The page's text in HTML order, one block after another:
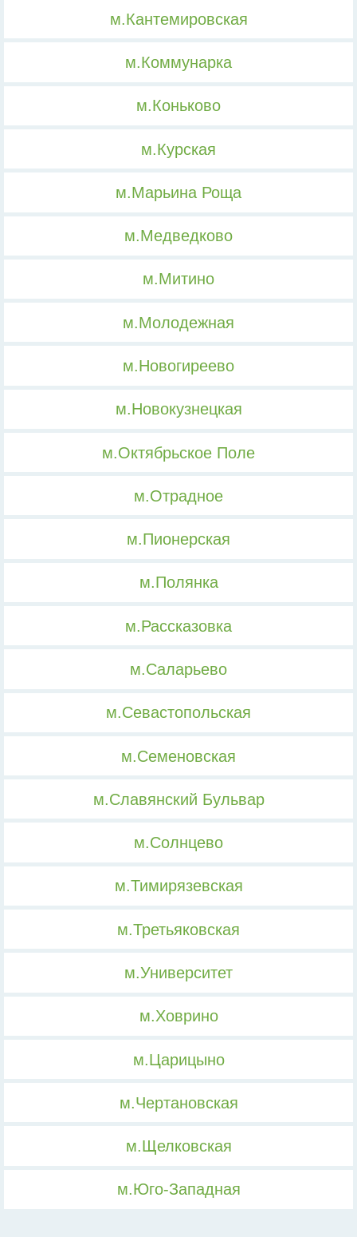
м.Кантемировская
м.Коммунарка
м.Коньково
м.Курская
м.Марьина Роща
м.Медведково
м.Митино
м.Молодежная
м.Новогиреево
м.Новокузнецкая
м.Октябрьское Поле
м.Отрадное
м.Пионерская
м.Полянка
м.Рассказовка
м.Саларьево
м.Севастопольская
м.Семеновская
м.Славянский Бульвар
м.Солнцево
м.Тимирязевская
м.Третьяковская
м.Университет
м.Ховрино
м.Царицыно
м.Чертановская
м.Щелковская
м.Юго-Западная